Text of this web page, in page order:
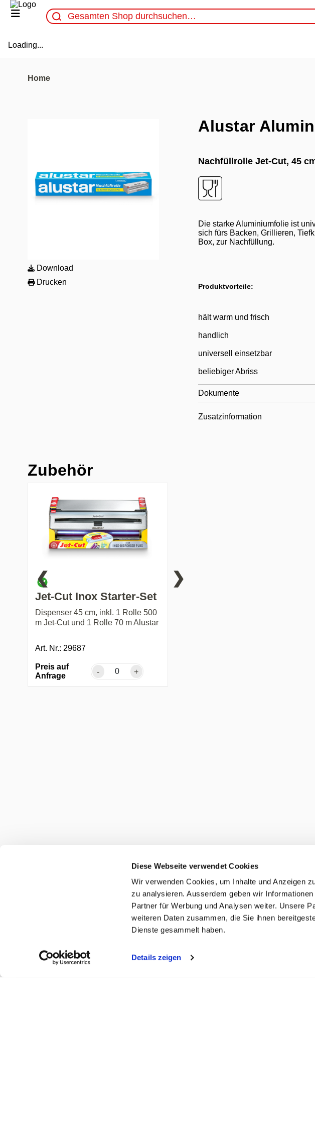
Diese Webseite verwendet Cookies
Wir verwenden Cookies, um Inhalte und Anzeigen
zu analysieren. Ausserdem geben wir
Partner für Werbung und Analysen weiter. Unsere
weiteren Daten zusammen, die Sie ihnen
Dienste gesammelt haben.
Details zeigen
Loading...
Home
Download
Drucken
Alustar
Nachfüllrolle Jet-Cut, 45
Die starke Aluminiumfolie ist
sich fürs Backen, Grillieren,
Box, zur Nachfüllung.
Produktvorteile:
hält warm und frisch
handlich
universell einsetzbar
beliebiger Abriss
Dokumente
Zusatzinformation
Zubehör
Jet-Cut Inox Starter-Set
Dispenser 45 cm, inkl. 1 Rolle 500
m Jet-Cut und 1 Rolle 70 m Alustar
Art. Nr.: 29687
Preis auf
Anfrage
- +
❮ ❯